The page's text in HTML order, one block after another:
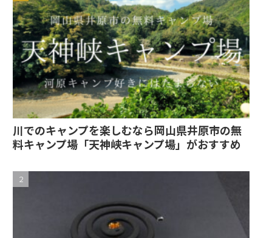
川でのキャンプを楽しむなら岡山県井原市の無
料キャンプ場「天神峡キャンプ場」がおすすめ